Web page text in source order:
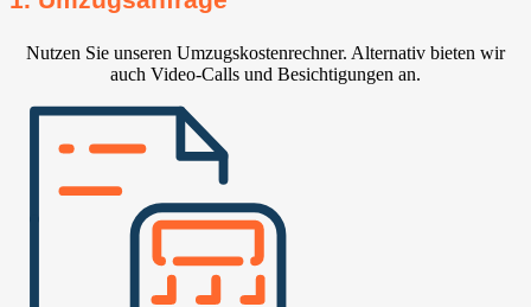
Nutzen Sie unseren Umzugskostenrechner. Alternativ bieten wir
auch Video-Calls und Besichtigungen an.